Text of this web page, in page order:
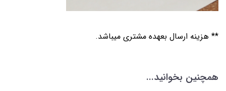
** هزینه ارسال بعهده مشتری میباشد.
همچنین بخوانید...